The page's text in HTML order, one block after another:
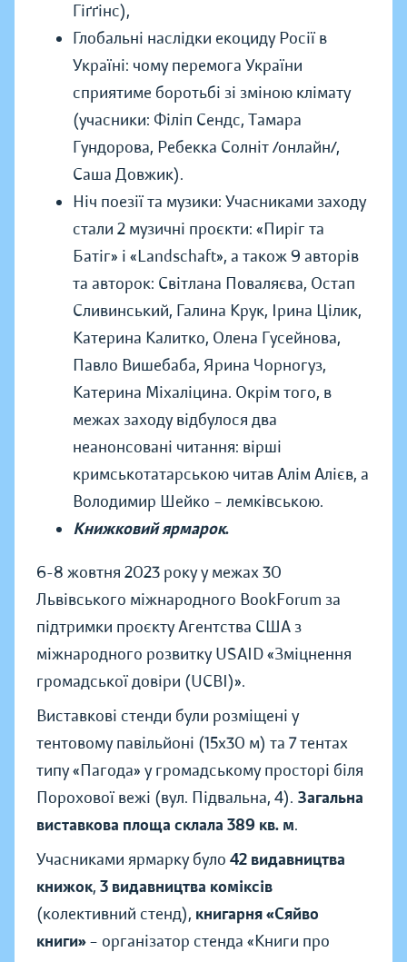
Гіґґінс),
Глобальні наслідки екоциду Росії в
Україні: чому перемога України
сприятиме боротьбі зі зміною клімату
(учасники: Філіп Сендс, Тамара
Гундорова, Ребекка Солніт /онлайн/,
Саша Довжик).
Ніч поезії та музики: Учасниками заходу
стали 2 музичні проєкти: «Пиріг та
Батіг» і «Landschaft», а також 9 авторів
та авторок: Світлана Поваляєва, Остап
Сливинський, Галина Крук, Ірина Цілик,
Катерина Калитко, Олена Гусейнова,
Павло Вишебаба, Ярина Чорногуз,
Катерина Міхаліцина. Окрім того, в
межах заходу відбулося два
неанонсовані читання: вірші
кримськотатарською читав Алім Алієв, а
Володимир Шейко – лемківською.
Книжковий ярмарок.
6-8 жовтня 2023 року у межах 30
Львівського міжнародного BookForum за
підтримки проєкту Агентства США з
міжнародного розвитку USAID «Зміцнення
громадської довіри (UCBI)».
Виставкові стенди були розміщені у
тентовому павільйоні (15х30 м) та 7 тентах
типу «Пагода» у громадському просторі біля
Порохової вежі (вул. Підвальна, 4). Загальна
виставкова площа склала 389 кв. м.
Учасниками ярмарку було 42 видавництва
книжок, 3 видавництва коміксів
(колективний стенд), книгарня «Сяйво
книги»– організатор стенда «Книги про